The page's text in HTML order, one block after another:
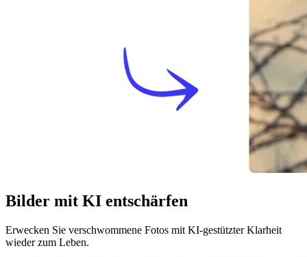
Bilder mit KI entschärfen
Erwecken Sie verschwommene Fotos mit KI-gestützter Klarheit
wieder zum Leben.